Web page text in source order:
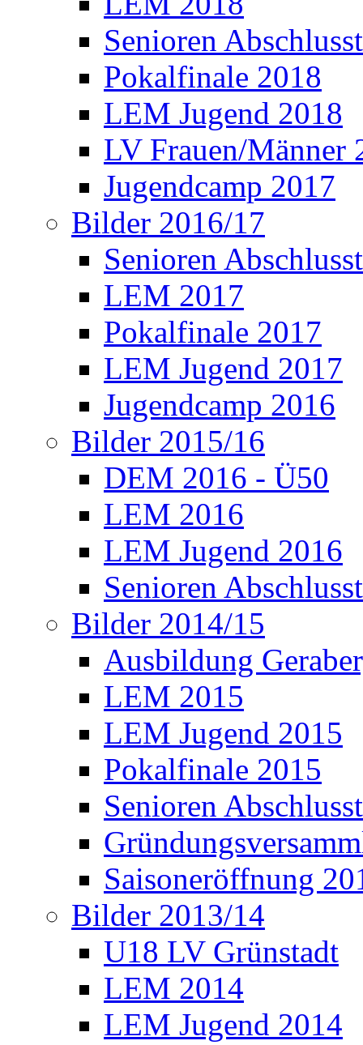
Senioren
Pokalfinale 2018
LEM Jugend 2018
LV Frauen/Männer
Jugendcamp 2017
Bilder 2016/17
Senioren
LEM 2017
Pokalfinale 2017
LEM Jugend 2017
Jugendcamp 2016
Bilder 2015/16
DEM 2016 - Ü50
LEM 2016
LEM Jugend 2016
Senioren
Bilder 2014/15
Ausbildung
LEM 2015
LEM Jugend 2015
Pokalfinale 2015
Senioren
Saisoneröffnung
Bilder 2013/14
U18 LV Grünstadt
LEM 2014
LEM Jugend 2014